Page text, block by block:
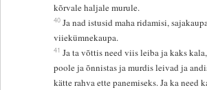
kõrvale haljale murule.
40 Ja nad istusid maha ridamisi,
viiekümnekaupa.
41 Ja ta võttis need viis leiba ja kaks
poole ja õnnistas ja murdis leivad ja
kätte rahva ette panemiseks. Ja ka need